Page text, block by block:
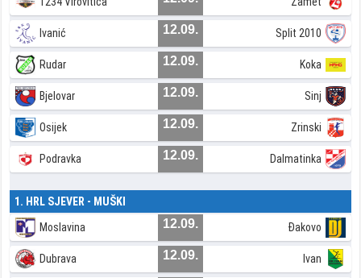
Ivanić 12.09. Split 2010
Rudar 12.09. Koka
Bjelovar 12.09. Sinj
Osijek 12.09. Zrinski
Podravka 12.09. Dalmatinka
1. HRL SJEVER - MUŠKI
Moslavina 12.09. Đakovo
Dubrava 12.09. Ivan